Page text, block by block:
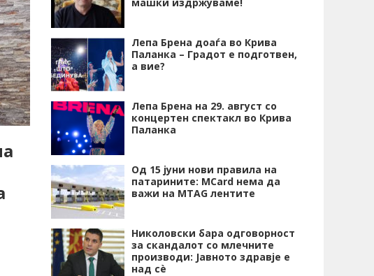
Лепа Брена доаѓа во Крива
Паланка – Градот е подготвен,
а вие?
Лепа Брена на 29. август со
концертен спектакл во Крива
Паланка
Од 15 јуни нови правила на
патарините: MCard нема да
важи на MTAG лентите
Николовски бара одговорност
за скандалот со млечните
производи: Јавното здравје е
над сѐ